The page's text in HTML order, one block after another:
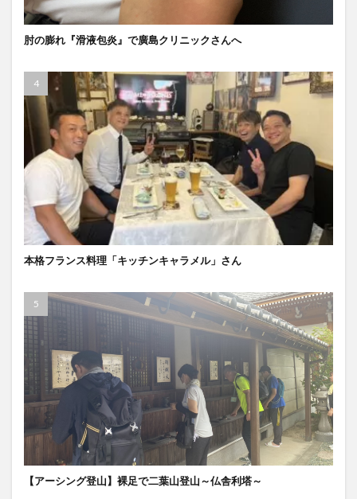
肘の膨れ『滑液包炎』で廣島クリニックさんへ
本格フランス料理「キッチンキャラメル」さん
【アーシング登山】裸足で二葉山登山～仏舎利塔～